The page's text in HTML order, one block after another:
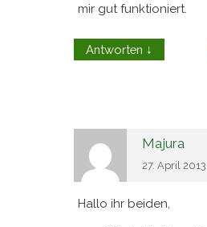
mir gut funktioniert.
Antworten ↓
Majura
27. April
Hallo ihr beiden,